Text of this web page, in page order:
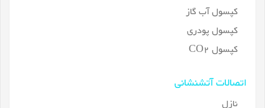
کپسول آب گاز
کپسول پودری
کپسول CO2
اتصالات آتشنشانی
نازل